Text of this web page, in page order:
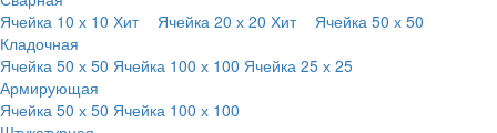
Ячейка 10 х 10 Хит Ячейка 20 х 20 Хит
Ячейка 50 х 50
Кладочная
Ячейка 50 х 50 Ячейка 100 х 100 Ячейка 25 х 25
Армирующая
Ячейка 50 х 50 Ячейка 100 х 100